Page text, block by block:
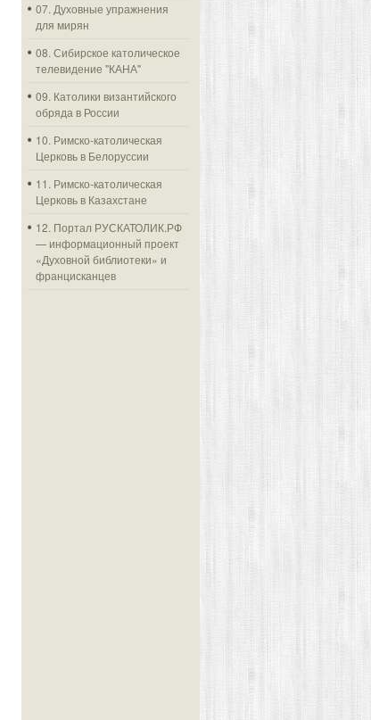
07. Духовные упражнения
для мирян
08. Сибирское католическое
телевидение "КАНА"
09. Католики византийского
обряда в России
10. Римско-католическая
Церковь в Белоруссии
11. Римско-католическая
Церковь в Казахстане
12. Портал РУСКАТОЛИК.РФ
— информационный проект
«Духовной библиотеки» и
францисканцев